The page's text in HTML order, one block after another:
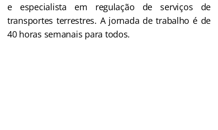
e especialista em regulação de serviços de
transportes terrestres. A jornada de trabalho é de
40 horas semanais para todos.